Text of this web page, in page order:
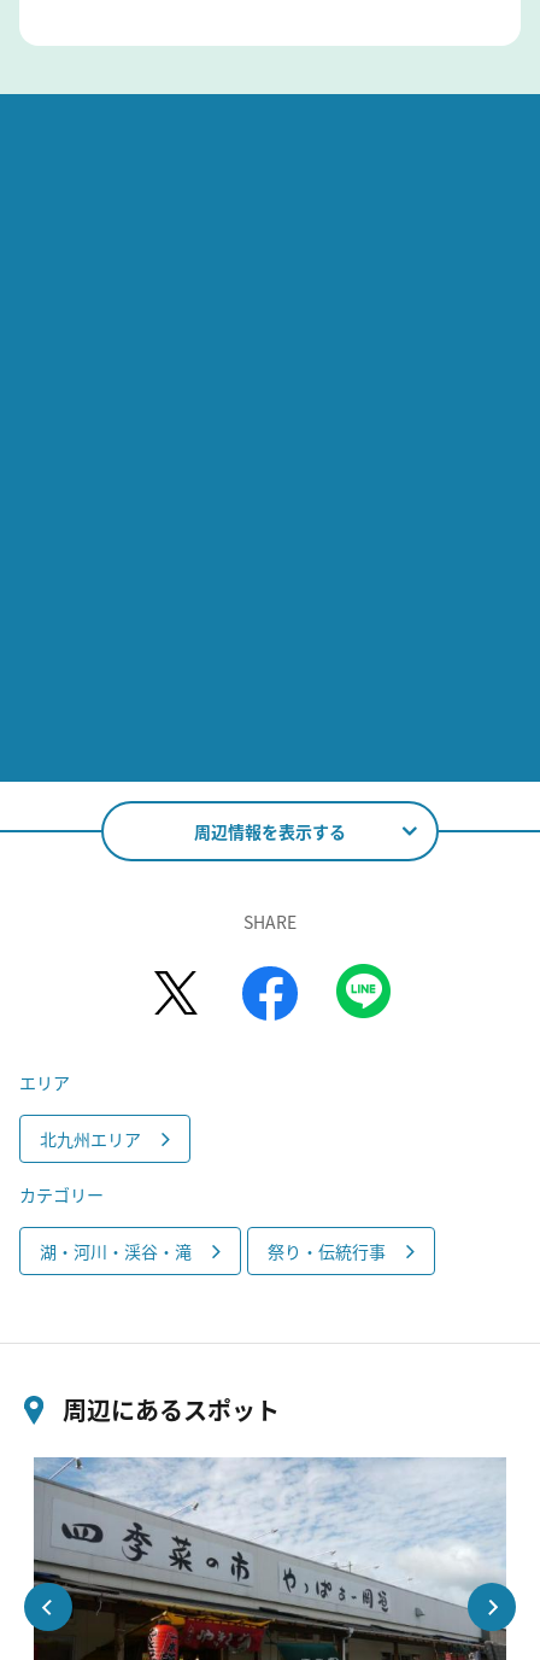
周辺情報を表示する
SHARE
エリア
北九州エリア
カテゴリー
湖・河川・渓谷・滝 祭り・伝統行事
周辺にあるスポット